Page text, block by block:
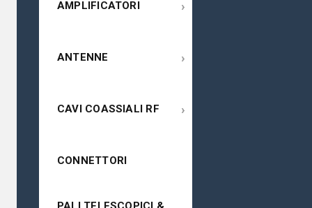
AMPLIFICATORI ›
ANTENNE ›
CAVI COASSIALI RF ›
CONNETTORI